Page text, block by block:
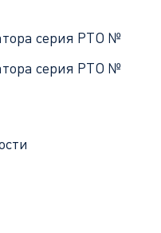
серия РТО №
серия РТО №